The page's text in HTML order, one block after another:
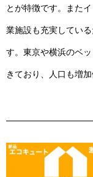
とが特徴です。また
業施設も充実してい
す。東京や横浜のベ
きており、人口も増加